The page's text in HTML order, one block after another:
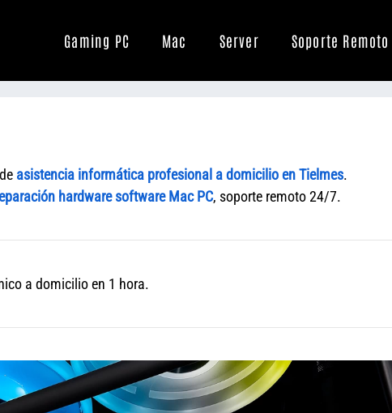
Gaming PC Mac Server Soporte Remoto
asistencia informática profesional a domicilio en Tielmes.
hardware software Mac PC, soporte remoto 24/7.
a domicilio en 1 hora.